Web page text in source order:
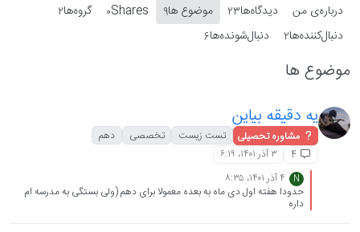
درباره‌‌ی من دیدگاه‌ها23 موضوع ها9
Shares
0 گروه‌ها2
دنبال‌کننده‌ها2 دنبال‌شونده‌ها6
موضوع ها
یه دقیقه بیاین
مشاوره تحصیلی تست زیست تخصصی
دهم
4
۳ آذر ۱۴۰۱،‏ ۶:۱۹
N
۴ آذر ۱۴۰۱،‏ ۸:۳۵
حدودا هفته اول دی ماه به بعده معمولا برای دهم (ولی بستگی به مدرسه ام
داره